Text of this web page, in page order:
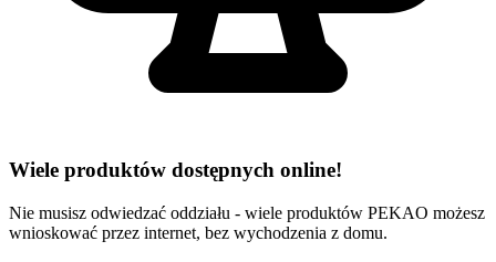
Wiele produktów dostępnych online!
Nie musisz odwiedzać oddziału - wiele produktów PEKAO możesz
wnioskować przez internet, bez wychodzenia z domu.